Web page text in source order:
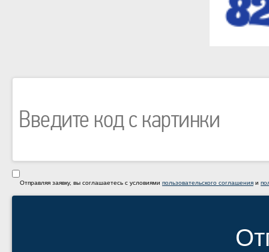
Отправляя заявку, вы соглашаетесь с условиями пользовательского соглашения и